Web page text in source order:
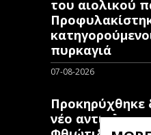
του αιολικού
πυρκαγιά
07-08-2026
Προκηρύχθηκε
νέo